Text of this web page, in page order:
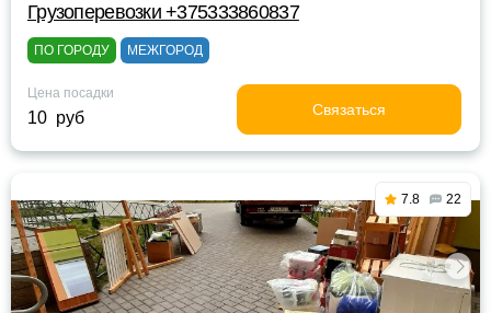
Грузоперевозки +375333860837
ПО ГОРОДУ МЕЖГОРОД
Цена посадки
10 руб Связаться
7.8 22